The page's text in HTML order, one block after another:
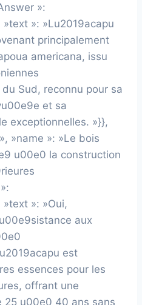
»:
»text »: »Lu2019acapu
principalement
americana, issu
Sud, reconnu pour sa
et sa
exceptionnelles. »}},
»name »: »Le bois
u00e0 la construction
»text »: »Oui,
aux
est
essences pour les
offrant une
u00e0 40 ans sans